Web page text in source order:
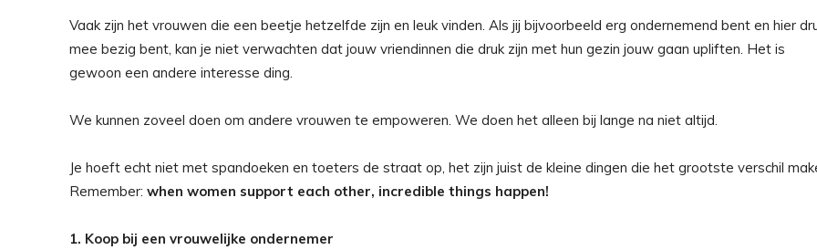
Vaak zijn het vrouwen die een beetje hetzelfde zijn en leuk vinden. Als jij bijvoorbeeld erg ondernemend bent en hier
mee bezig bent, kan je niet verwachten dat jouw vriendinnen die druk zijn met hun gezin jouw gaan upliften. Het is
gewoon een andere interesse ding.
We kunnen zoveel doen om andere vrouwen te empoweren. We doen het alleen bij lange na niet altijd.
Je hoeft echt niet met spandoeken en toeters de straat op, het zijn juist de kleine dingen die het grootste verschil
Remember: when women support each other, incredible things happen!
1. Koop bij een vrouwelijke ondernemer